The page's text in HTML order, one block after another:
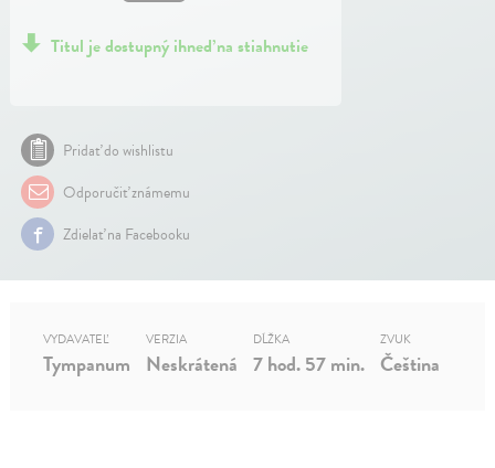
Titul je dostupný ihneď na stiahnutie
Pridať do wishlistu
Odporučiť známemu
Zdielať na Facebooku
VYDAVATEĽ
Tympanum
VERZIA
Neskrátená
DĹŽKA
7 hod. 57 min.
ZVUK
Čeština